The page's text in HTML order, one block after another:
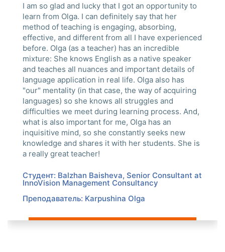
I am so glad and lucky that I got an opportunity to
learn from Olga. I can definitely say that her
method of teaching is engaging, absorbing,
effective, and different from all I have experienced
before. Olga (as a teacher) has an incredible
mixture: She knows English as a native speaker
and teaches all nuances and important details of
language application in real life. Olga also has
"our" mentality (in that case, the way of acquiring
languages) so she knows all struggles and
difficulties we meet during learning process. And,
what is also important for me, Olga has an
inquisitive mind, so she constantly seeks new
knowledge and shares it with her students. She is
a really great teacher!
Студент: Balzhan Baisheva, Senior Consultant at
InnoVision Management Consultancy
Преподаватель: Karpushina Olga